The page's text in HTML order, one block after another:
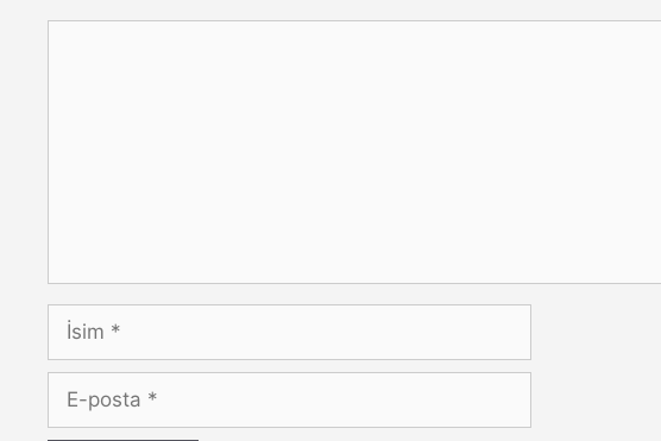
İsim
posta